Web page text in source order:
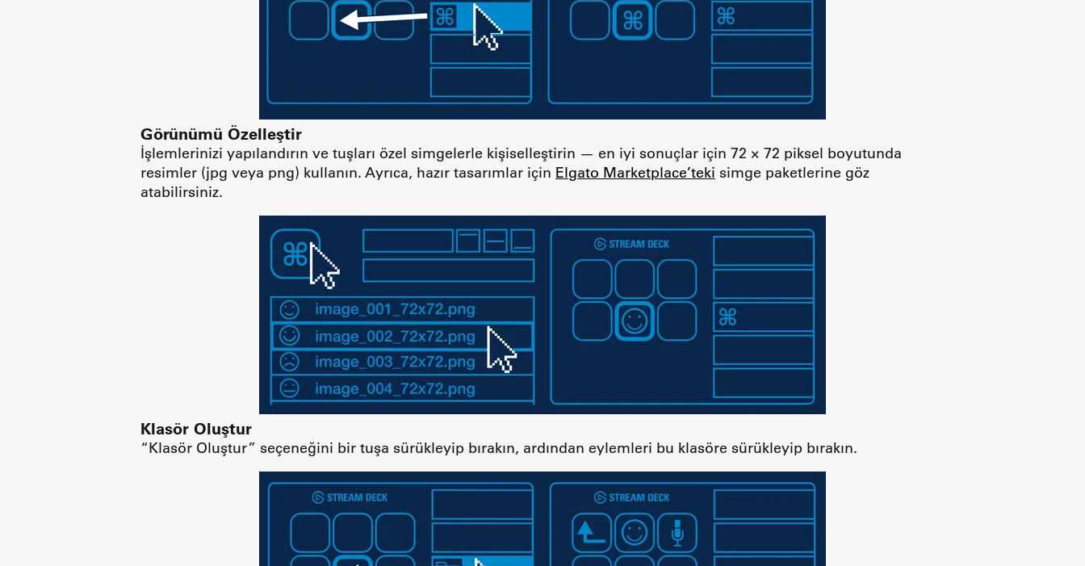
Görünümü Özelleştir
İşlemlerinizi yapılandırın ve tuşları özel simgelerle kişiselleştirin — en iyi sonuçlar için 72 × 72 piksel boyutunda
resimler (jpg veya png) kullanın. Ayrıca, hazır tasarımlar için Elgato Marketplace’teki simge paketlerine göz
atabilirsiniz.
Klasör Oluştur
“Klasör Oluştur” seçeneğini bir tuşa sürükleyip bırakın, ardından eylemleri bu klasöre sürükleyip bırakın.